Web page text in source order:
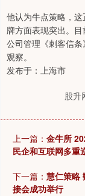
他认为牛点策略，
牌方面表现突出。
公司管理《刺客信
观察。
发布于：上海市
股升
上一篇： 金牛所
民企和互联网多重
下一篇： 慧仁策略
接会成功举行